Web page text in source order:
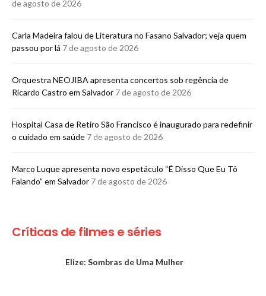
de agosto de 2026
Carla Madeira falou de Literatura no Fasano Salvador; veja quem
passou por lá 7 de agosto de 2026
Orquestra NEOJIBA apresenta concertos sob regência de
Ricardo Castro em Salvador 7 de agosto de 2026
Hospital Casa de Retiro São Francisco é inaugurado para redefinir
o cuidado em saúde 7 de agosto de 2026
Marco Luque apresenta novo espetáculo “É Disso Que Eu Tô
Falando” em Salvador 7 de agosto de 2026
Críticas de filmes e séries
Elize: Sombras de Uma Mulher